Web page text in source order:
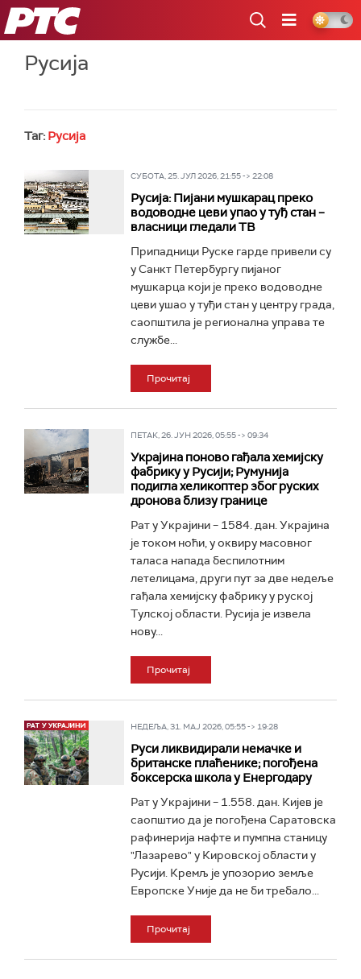
РТС
Русија
Таг: Русија
СУБОТА, 25. ЈУЛ 2026, 21:55 -> 22:08
Русија: Пијани мушкарац преко
водоводне цеви упао у туђ стан –
власници гледали ТВ
Припадници Руске гарде привели су
у Санкт Петербургу пијаног
мушкарца који је преко водоводне
цеви ушао у туђи стан у центру града,
саопштила је регионална управа те
службе...
Прочитај
ПЕТАК, 26. ЈУН 2026, 05:55 -> 09:34
Украјина поново гађала хемијску
фабрику у Русији; Румунија
подигла хеликоптер због руских
дронова близу границе
Рат у Украјини – 1584. дан. Украјина
је током ноћи, у оквиру масовног
таласа напада беспилотним
летелицама, други пут за две недеље
гађала хемијску фабрику у руској
Тулској области. Русија је извела
нову...
Прочитај
НЕДЕЉА, 31. МАЈ 2026, 05:55 -> 19:28
Руси ликвидирали немачке и
британске плаћенике; погођена
боксерска школа у Енергодару
Рат у Украјини – 1.558. дан. Кијев је
саопштио да је погођена Саратовска
рафинерија нафте и пумпна станицу
"Лазарево" у Кировској области у
Русији. Кремљ је упозорио земље
Европске Уније да не би требало...
Прочитај